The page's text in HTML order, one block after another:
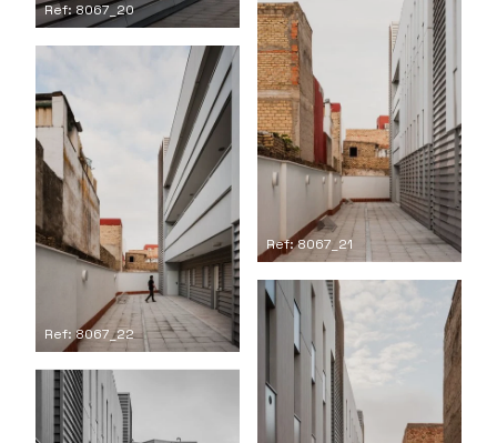
Ref: 8067_20
Ref: 8067_21
Ref: 8067_22